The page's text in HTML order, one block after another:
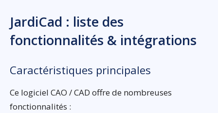
JardiCad : liste des
fonctionnalités & intégrations
Caractéristiques principales
Ce logiciel CAO / CAD offre de nombreuses
fonctionnalités :